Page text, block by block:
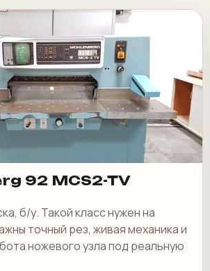
92 MCS2-TV
б/у. Такой класс нужен на
точный рез, живая механика и
ножевого узла под реальную